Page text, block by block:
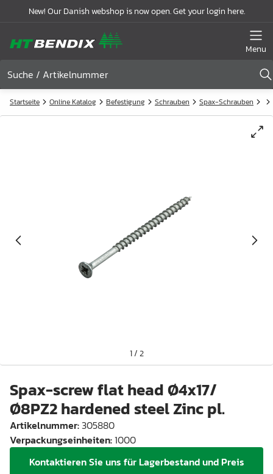
New! Our Danish webshop is now open. Get your login here.
Menu
Startseite Online Katalog Befestigung Schrauben Spax-Schrauben
1/2
Spax-screw flat head Ø4x17/
Ø8PZ2 hardened steel Zinc pl.
Artikelnummer:305880
Verpackungseinheiten:1000
Kontaktieren Sie uns für Lagerbestand und Preis